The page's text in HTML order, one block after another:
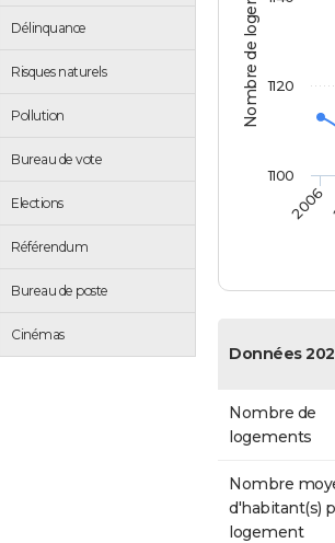
Délinquance
Risques naturels
Pollution
Bureau de vote
Elections
Référendum
Bureau de poste
Cinémas
Nombre de logements
2006
1100
1120
Données
Nombre de
logements
Nombre
d'habitant(s)
logement